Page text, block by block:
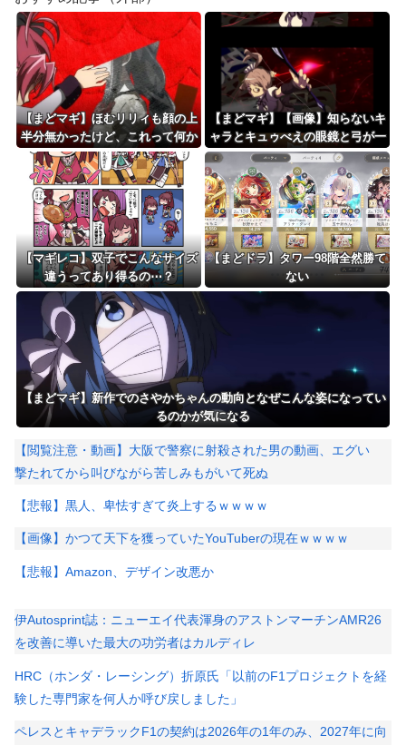
【まどマギ】ほむリリィも顔の上
半分無かったけど、これって何か
の伏線だったりするのかな…
【まどマギ】【画像】知らないキ
ャラとキュゥべえの眼鏡と弓が一
緒…
【マギレコ】双子でこんなサイズ
違うってあり得るの⋯？
【まどドラ】タワー98階全然勝て
ない
【まどマギ】新作でのさやかちゃんの動向となぜこんな姿になってい
るのかが気になる
【閲覧注意・動画】大阪で警察に射殺された男の動画、エグい
撃たれてから叫びながら苦しみもがいて死ぬ
【悲報】黒人、卑怯すぎて炎上するｗｗｗｗ
【画像】かつて天下を獲っていたYouTuberの現在ｗｗｗｗ
【悲報】Amazon、デザイン改悪か
伊Autosprint誌：ニューエイ代表渾身のアストンマーチンAMR26
を改善に導いた最大の功労者はカルディレ
HRC（ホンダ・レーシング）折原氏「以前のF1プロジェクトを経
験した専門家を何人か呼び戻しました」
ペレスとキャデラックF1の契約は2026年の1年のみ、2027年に向